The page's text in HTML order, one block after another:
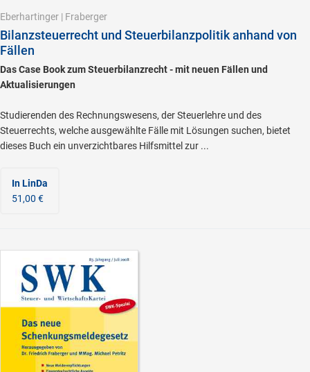
Eberhartinger | Fraberger
Bilanzsteuerrecht und Steuerbilanzpolitik anhand von
Fällen
Das Case Book zum Steuerbilanzrecht - mit neuen Fällen und
Aktualisierungen
Studierenden des Rechnungswesens, der Steuerlehre und des
Steuerrechts, welche ausgewählte Fälle mit Lösungen suchen, bietet
dieses Buch ein unverzichtbares Hilfsmittel zur ...
In LinDa
51,00 €